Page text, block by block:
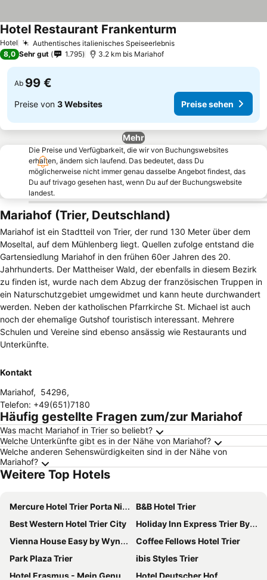
Hotel Authentisches italienisches Speiseerlebnis
Hotel Restaurant Frankenturm
8,0 Sehr gut 1.795 3.2 km bis Mariahof
Ab 99 €
Preise von 3 Websites Preise sehen
Mehr
Die Preise und Verfügbarkeit, die wir von Buchungswebsites
erhalten, ändern sich laufend. Das bedeutet, dass Du
möglicherweise nicht immer genau dasselbe Angebot findest, das
Du auf trivago gesehen hast, wenn Du auf der Buchungswebsite
landest.
Mariahof (Trier, Deutschland)
Mariahof ist ein Stadtteil von Trier, der rund 130 Meter über dem
Moseltal, auf dem Mühlenberg liegt. Quellen zufolge entstand die
Gartensiedlung Mariahof in den frühen 60er Jahren des 20.
Jahrhunderts. Der Mattheiser Wald, der ebenfalls in diesem Bezirk
zu finden ist, wurde nach dem Abzug der französischen Truppen in
ein Naturschutzgebiet umgewidmet und kann heute durchwandert
werden. Neben der katholischen Pfarrkirche St. Michael ist auch
noch der ehemalige Gutshof touristisch interessant. Mehrere
Schulen und Vereine sind ebenso ansässig wie Restaurants und
Unterkünfte.
Kontakt
Mariahof, 54296,
Telefon: +49(651)7180
Häufig gestellte Fragen zum/zur Mariahof
Was macht Mariahof in Trier so beliebt?
Welche Unterkünfte gibt es in der Nähe von Mariahof?
Welche anderen Sehenswürdigkeiten sind in der Nähe von
Mariahof?
Weitere Top Hotels
Mercure Hotel Trier Porta Nigra
B&B Hotel Trier
Best Western Hotel Trier City
Holiday Inn Express Trier By Ihg
Vienna House Easy by Wyndham Trier
Coffee Fellows Hotel Trier
Park Plaza Trier
ibis Styles Trier
Hotel Erasmus - Mein Genuss- und Wellnesshotel
Hotel Deutscher Hof